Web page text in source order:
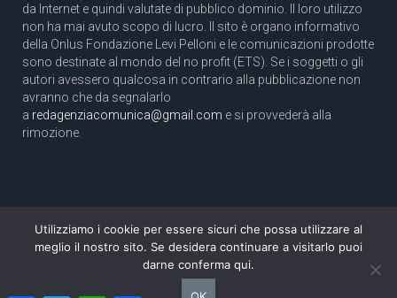
da Internet e quindi valutate di pubblico dominio. Il loro utilizzo
non ha mai avuto scopo di lucro. Il sito è organo informativo
della Onlus Fondazione Levi Pelloni e le comunicazioni prodotte
sono destinate al mondo del no profit (ETS). Se i soggetti o gli
autori avessero qualcosa in contrario alla pubblicazione non
avranno che da segnalarlo
a redagenziacomunica@gmail.com e si provvederà alla
rimozione.
Copyright 2003 com.unica - Tutti i diritti riservati
Aut. Tribunale di Roma N. 466/2003 dell'11/11/2003
Direttore responsabile: Pino Pelloni [direttore@agenziacomunica.net]
Utilizziamo i cookie per essere sicuri che possa utilizzare al
meglio il nostro sito. Se desidera continuare a visitarlo puoi
darne conferma qui.